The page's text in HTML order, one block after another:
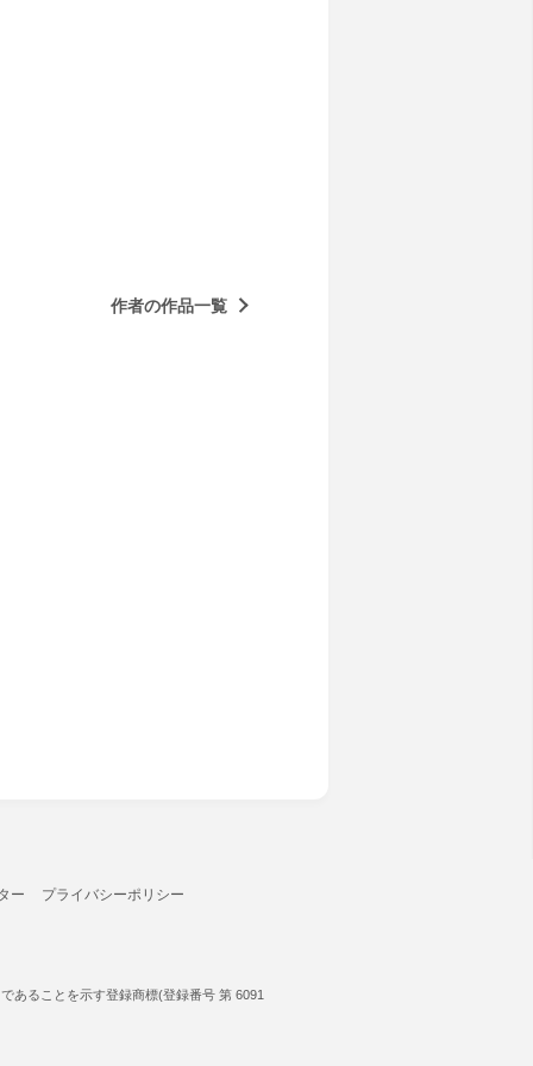
作者の作品一覧
ー プライバシーポリシー
あることを示す登録商標(登録番号 第 6091